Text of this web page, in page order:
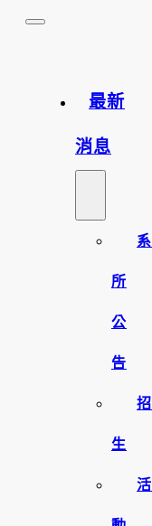
最新
消息
系
所
公
告
招
生
活